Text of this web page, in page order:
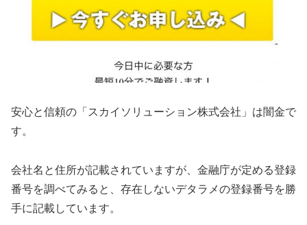
安心と信頼の「スカイソリューション株式会社」は闇金で
す。
会社名と住所が記載されていますが、金融庁が定める登録
番号を調べてみると、存在しないデタラメの登録番号を勝
手に記載しています。